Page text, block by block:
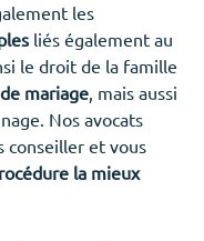
les
liés également au
le droit de la famille
mariage , mais aussi
Nos avocats
et vous
la mieux